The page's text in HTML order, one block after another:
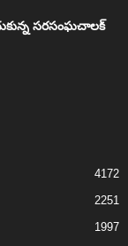
సరసంఘచాలక్
4172
2251
1997